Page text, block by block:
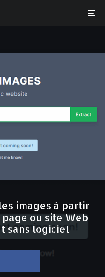
images à partir
ou site Web
sans logiciel